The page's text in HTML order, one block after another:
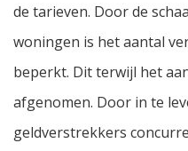
de tarieven. Door de
woningen is het aantal
beperkt. Dit terwijl het
afgenomen. Door in te
geldverstrekkers